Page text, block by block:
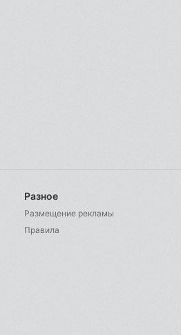
Разное
Размещение рекламы
Правила